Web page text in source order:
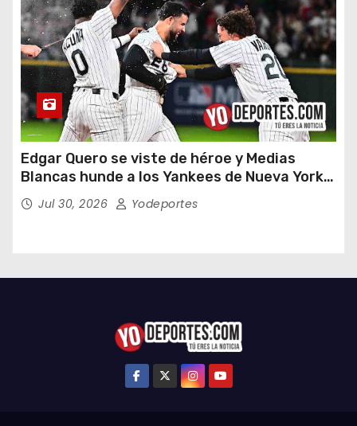
Edgar Quero se viste de héroe y Medias
Blancas hunde a los Yankees de Nueva York
en doce entradas
Jul 30, 2026 Yodeportes